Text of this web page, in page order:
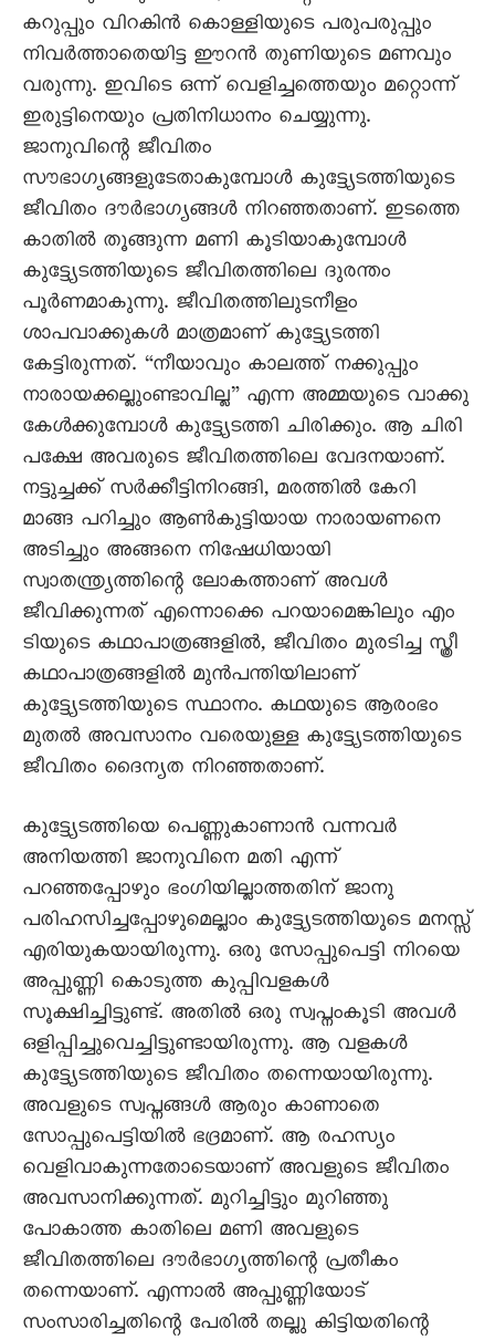
കറുപ്പും വിറകിൻ കൊള്ളിയുടെ പരുപരുപ്പും
നിവർത്താതെയിട്ട ഈറൻ തുണിയുടെ മണവും
വരുന്നു. ഇവിടെ ഒന്ന് വെളിച്ചത്തെയും മറ്റൊന്ന്
ഇരുട്ടിനെയും പ്രതിനിധാനം ചെയ്യുന്നു.
ജാനുവിന്റെ ജീവിതം
സൗഭാഗ്യങ്ങളുടേതാകുമ്പോൾ കുട്ട്യേടത്തിയുടെ
ജീവിതം ദൗർഭാഗ്യങ്ങൾ നിറഞ്ഞതാണ്. ഇടത്തെ
കാതിൽ തൂങ്ങുന്ന മണി കൂടിയാകുമ്പോൾ
കുട്ട്യേടത്തിയുടെ ജീവിതത്തിലെ ദുരന്തം
പൂർണമാകുന്നു. ജീവിതത്തിലുടനീളം
ശാപവാക്കുകൾ മാത്രമാണ് കുട്ട്യേടത്തി
കേട്ടിരുന്നത്. “നീയാവും കാലത്ത് നക്കുപ്പും
നാരായക്കല്ലുംണ്ടാവില്ല” എന്ന അമ്മയുടെ വാക്കു
കേൾക്കുമ്പോൾ കുട്ട്യേടത്തി ചിരിക്കും. ആ ചിരി
പക്ഷേ അവരുടെ ജീവിതത്തിലെ വേദനയാണ്.
നട്ടുച്ചക്ക് സർക്കീട്ടിനിറങ്ങി, മരത്തിൽ കേറി
മാങ്ങ പറിച്ചും ആൺകുട്ടിയായ നാരായണനെ
അടിച്ചും അങ്ങനെ നിഷേധിയായി
സ്വാതന്ത്ര്യത്തിന്റെ ലോകത്താണ് അവൾ
ജീവിക്കുന്നത് എന്നൊക്കെ പറയാമെങ്കിലും എം
ടിയുടെ കഥാപാത്രങ്ങളിൽ, ജീവിതം മുരടിച്ച സ്ത്രീ
കഥാപാത്രങ്ങളിൽ മുൻപന്തിയിലാണ്
കുട്ട്യേടത്തിയുടെ സ്ഥാനം. കഥയുടെ ആരംഭം
മുതൽ അവസാനം വരെയുള്ള കുട്ട്യേടത്തിയുടെ
ജീവിതം ദൈന്യത നിറഞ്ഞതാണ്.
കുട്ട്യേടത്തിയെ പെണ്ണുകാണാൻ വന്നവർ
അനിയത്തി ജാനുവിനെ മതി എന്ന്
പറഞ്ഞപ്പോഴും ഭംഗിയില്ലാത്തതിന് ജാനു
പരിഹസിച്ചപ്പോഴുമെല്ലാം കുട്ട്യേടത്തിയുടെ മനസ്സ്
എരിയുകയായിരുന്നു. ഒരു സോപ്പുപെട്ടി നിറയെ
അപ്പുണ്ണി കൊടുത്ത കുപ്പിവളകൾ
സൂക്ഷിച്ചിട്ടുണ്ട്. അതിൽ ഒരു സ്വപ്നംകൂടി അവൾ
ഒളിപ്പിച്ചുവെച്ചിട്ടുണ്ടായിരുന്നു. ആ വളകൾ
കുട്ട്യേടത്തിയുടെ ജീവിതം തന്നെയായിരുന്നു.
അവളുടെ സ്വപ്നങ്ങൾ ആരും കാണാതെ
സോപ്പുപെട്ടിയിൽ ഭദ്രമാണ്. ആ രഹസ്യം
വെളിവാകുന്നതോടെയാണ് അവളുടെ ജീവിതം
അവസാനിക്കുന്നത്. മുറിച്ചിട്ടും മുറിഞ്ഞു
പോകാത്ത കാതിലെ മണി അവളുടെ
ജീവിതത്തിലെ ദൗർഭാഗ്യത്തിന്റെ പ്രതീകം
തന്നെയാണ്. എന്നാൽ അപ്പുണ്ണിയോട്
സംസാരിച്ചതിന്റെ പേരിൽ തല്ലു കിട്ടിയതിന്റെ